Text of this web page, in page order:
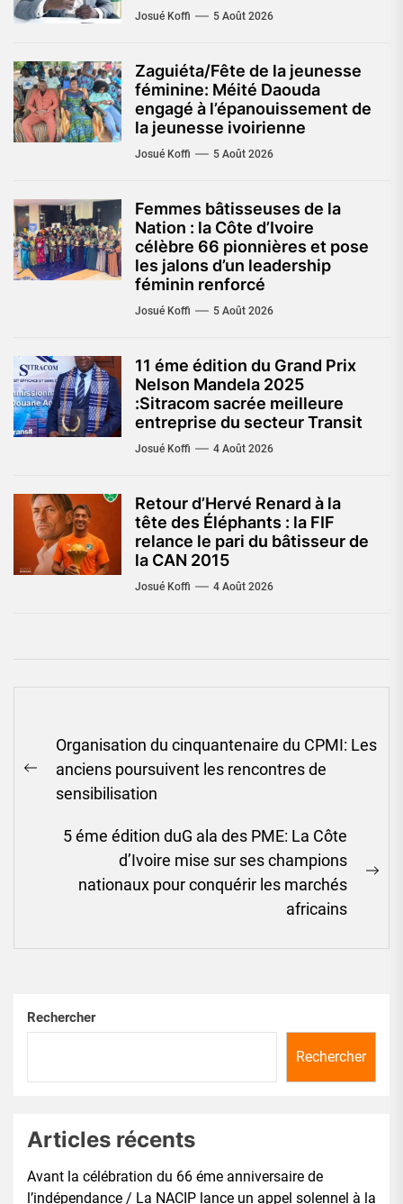
Josué Koffi 5 Août 2026
Zaguiéta/Fête de la jeunesse
féminine: Méité Daouda
engagé à l’épanouissement de
la jeunesse ivoirienne
Josué Koffi 5 Août 2026
Femmes bâtisseuses de la
Nation : la Côte d’Ivoire
célèbre 66 pionnières et pose
les jalons d’un leadership
féminin renforcé
Josué Koffi 5 Août 2026
11 éme édition du Grand Prix
Nelson Mandela 2025
:Sitracom sacrée meilleure
entreprise du secteur Transit
Josué Koffi 4 Août 2026
Retour d’Hervé Renard à la
tête des Éléphants : la FIF
relance le pari du bâtisseur de
la CAN 2015
Josué Koffi 4 Août 2026
de
l’article
Previous
post:
Organisation du cinquantenaire du CPMI: Les
anciens poursuivent les rencontres de
sensibilisation
5 éme édition duG ala des PME: La Côte
d’Ivoire mise sur ses champions
nationaux pour conquérir les marchés
africains
Rechercher
Rechercher
Articles récents
Avant la célébration du 66 éme anniversaire de
l’indépendance / La NACIP lance un appel solennel à la